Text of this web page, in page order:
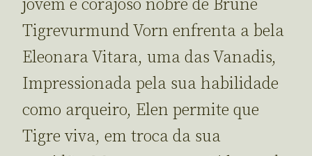
jovem e corajoso nobre de Brune
Tigrevurmund Vorn enfrenta a bela
Eleonara Vitara, uma das Vanadis,
Impressionada pela sua habilidade
como arqueiro, Elen permite que
Tigre viva, em troca da sua